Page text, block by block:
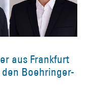
aus Frankfurt
Boehringer-